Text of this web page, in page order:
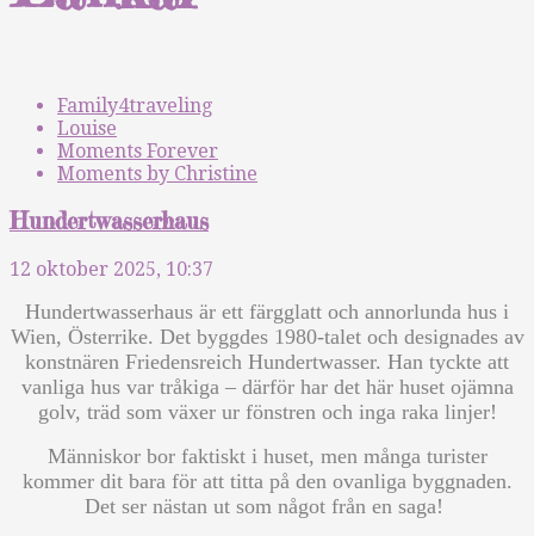
Family4traveling
Louise
Moments Forever
Moments by Christine
Hundertwasserhaus
12 oktober 2025, 10:37
Hundertwasserhaus är ett färgglatt och annorlunda hus i
Wien, Österrike. Det byggdes 1980-talet och designades av
konstnären Friedensreich Hundertwasser. Han tyckte att
vanliga hus var tråkiga – därför har det här huset ojämna
golv, träd som växer ur fönstren och inga raka linjer!
Människor bor faktiskt i huset, men många turister
kommer dit bara för att titta på den ovanliga byggnaden.
Det ser nästan ut som något från en saga!